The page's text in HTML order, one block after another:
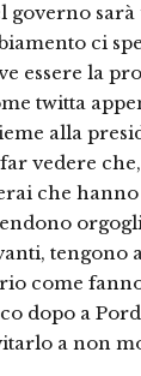
governo
ci
essere la
twitta
alla
vedere
che
tengono
come
dopo a
a non